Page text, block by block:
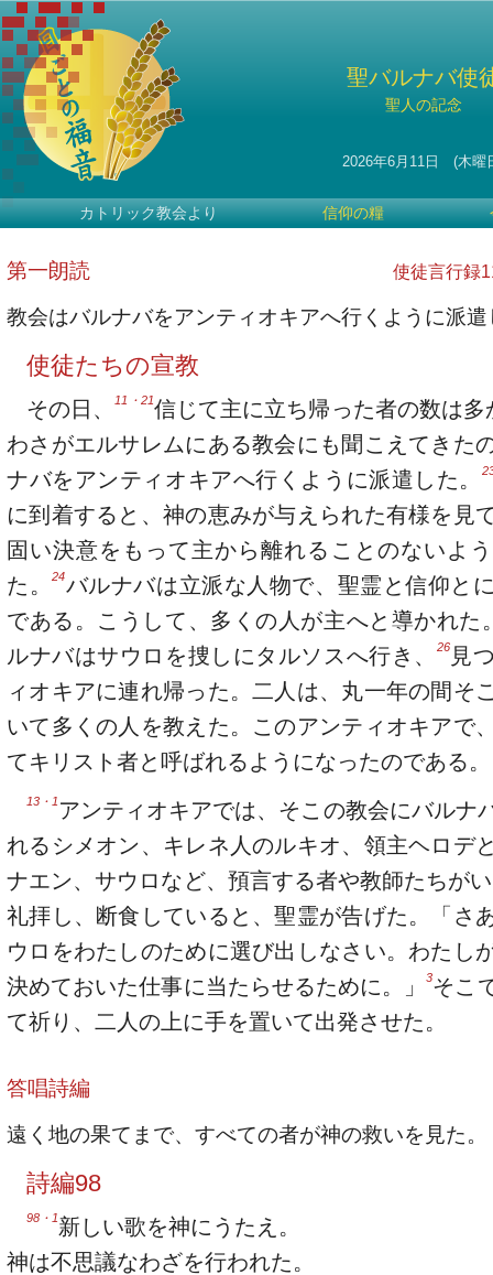
聖バルナバ使
聖人の記念
2026年6月11日 (木曜
カトリック教会より 信仰の糧
第一朗読 使徒言行録
教会はバルナバをアンティオキアへ行くように派遣
使徒たちの宣教
その日、11・21信じて主に立ち帰った者の数は多
わさがエルサレムにある教会にも聞こえてきた
ナバをアンティオキアへ行くように派遣した。
に到着すると、神の恵みが与えられた有様を見
固い決意をもって主から離れることのないよ
た。24バルナバは立派な人物で、聖霊と信仰と
である。こうして、多くの人が主へと導かれた
ルナバはサウロを捜しにタルソスへ行き、
26見
ィオキアに連れ帰った。二人は、丸一年の間そ
いて多くの人を教えた。このアンティオキアで
てキリスト者と呼ばれるようになったのである。
13・1 アンティオキアでは、そこの教会にバルナ
れるシメオン、キレネ人のルキオ、領主ヘロデ
ナエン、サウロなど、預言する者や教師たちが
礼拝し、断食していると、聖霊が告げた。「さ
ウロをわたしのために選び出しなさい。わたし
決めておいた仕事に当たらせるために。」3そこ
て祈り、二人の上に手を置いて出発させた。
答唱詩編
遠く地の果てまで、すべての者が神の救いを見た。
詩編98
98・1新しい歌を神にうたえ。
神は不思議なわざを行われた。